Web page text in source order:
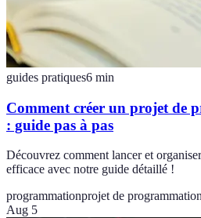
guides pratiques6 min
Comment créer un projet de
: guide pas à pas
Découvrez comment lancer et
efficace avec notre guide détaillé !
programmationprojet de programmation
Aug 5